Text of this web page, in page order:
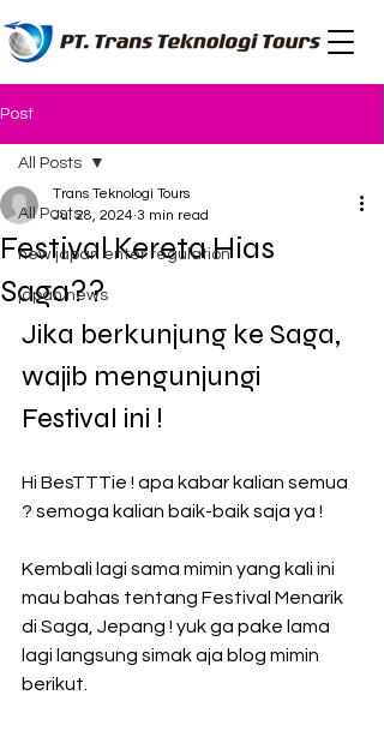
Post
All Posts
new japan enter regulation
japan news
All Posts
Festival Kereta Hias
Saga??
Trans Teknologi Tours
Jul 28, 2024 3 min read
Jika berkunjung ke Saga,
wajib mengunjungi
Festival ini !
Hi BesTTTie ! apa kabar kalian semua
? semoga kalian baik-baik saja ya !
Kembali lagi sama mimin yang kali ini
mau bahas tentang Festival Menarik
di Saga, Jepang ! yuk ga pake lama
lagi langsung simak aja blog mimin
berikut.